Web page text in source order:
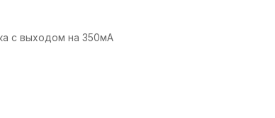
с выходом на 350мА